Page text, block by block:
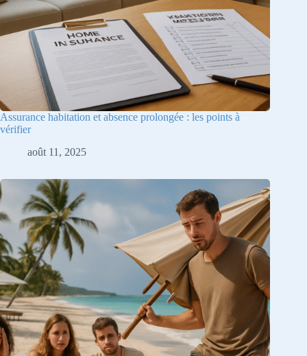
Assurance habitation et absence prolongée : les points à
vérifier
août 11, 2025